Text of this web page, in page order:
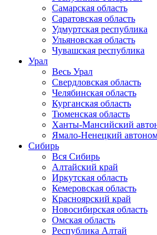
Самарская область
Саратовская область
Удмуртская республика
Ульяновская область
Чувашская республика
Урал
Весь Урал
Свердловская область
Челябинская область
Курганская область
Тюменская область
Ханты-Мансийский
Ямало-Ненецкий
Сибирь
Вся Сибирь
Алтайский край
Иркутская область
Кемеровская область
Красноярский край
Новосибирская область
Омская область
Республика Алтай